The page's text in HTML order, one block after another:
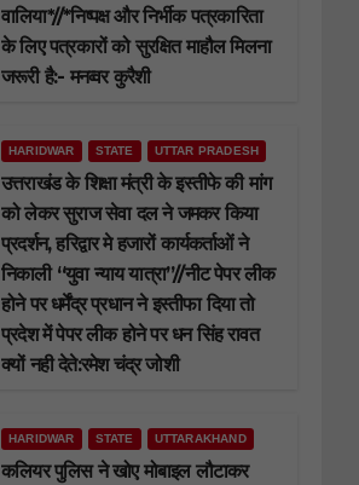
वालिया*//*निष्पक्ष और निर्भीक पत्रकारिता
के लिए पत्रकारों को सुरक्षित माहौल मिलना
जरूरी है:- मनव्वर कुरैशी
HARIDWAR STATE UTTAR PRADESH
उत्तराखंड के शिक्षा मंत्री के इस्तीफे की मांग
को लेकर सुराज सेवा दल ने जमकर किया
प्रदर्शन, हरिद्वार मे हजारों कार्यकर्ताओं ने
निकाली “युवा न्याय यात्रा”//नीट पेपर लीक
होने पर धर्मेंद्र प्रधान ने इस्तीफा दिया तो
प्रदेश में पेपर लीक होने पर धन सिंह रावत
क्यों नही देते:रमेश चंद्र जोशी
HARIDWAR STATE UTTARAKHAND
कलियर पुलिस ने खोए मोबाइल लौटाकर